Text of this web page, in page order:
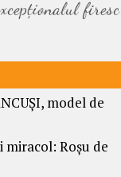
model de
Roșu de